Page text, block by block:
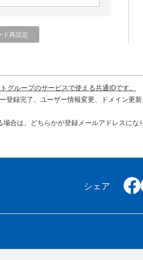
グループのサービスで使える共通IDです。
登録完了、ユーザー情報変更、ドメイン更
合は、どちらかが登録メールアドレスにな
シェア